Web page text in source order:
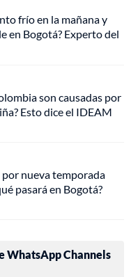
frío en la mañana y
en Bogotá? Experto del
son causadas por
Esto dice el IDEAM
nueva temporada
pasará en Bogotá?
WhatsApp Channels